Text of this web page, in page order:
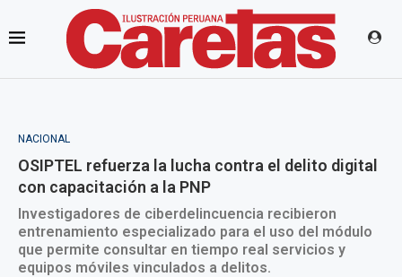
NACIONAL
OSIPTEL refuerza la lucha contra el delito digital
con capacitación a la PNP
Investigadores de ciberdelincuencia recibieron
entrenamiento especializado para el uso del módulo
que permite consultar en tiempo real servicios y
equipos móviles vinculados a delitos.